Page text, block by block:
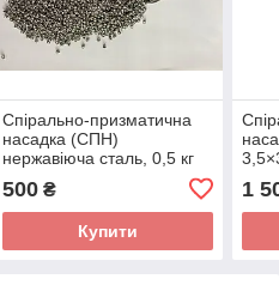
Спірально-призматична
насадка (СПН)
нержавіюча сталь, 0,5 кг
500₴
Купити
1